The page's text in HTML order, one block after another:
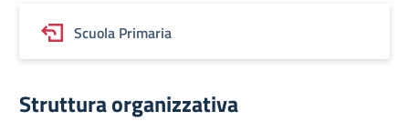
Scuola Primaria
Struttura organizzativa